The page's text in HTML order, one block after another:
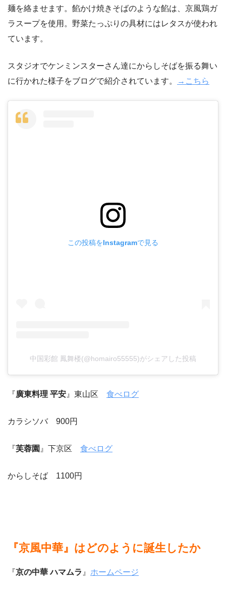
麺を絡ませます。餡かけ焼きそばのような餡は、京風鶏ガ
ラスープを使用。野菜たっぷりの具材にはレタスが使われ
ています。
スタジオでケンミンスターさん達にからしそばを振る舞い
に行かれた様子をブログで紹介されています。
→こちら
この投稿をInstagramで見る
中国彩館 鳳舞楼(@homairo55555)がシェアした投稿
『廣東料理 平安 』東山区 食べログ
カラシソバ 900円
『芙蓉園 』下京区 食べログ
からしそば 1100円
『京風中華』はどのように誕生したか
『京の中華 ハマムラ 』 ホームページ